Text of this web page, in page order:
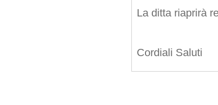
La ditta riaprirà
Cordiali Saluti